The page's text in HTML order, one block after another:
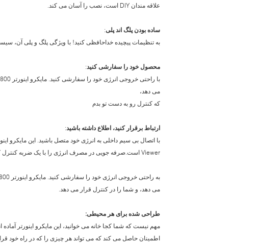
علاقه مندان DIY است، نصب را آسان می کند.
ساده بودن پلگ اند پلی:
به تنظیمات پیچیده خداحافظی کنید! با ویژگی پلگ و پلی آن،
محصول خود را سفارشی کنید:
می دهد،
که کنترل رو به دست تو بدم
ارتباط برقرار کنید، اطلاع داشته باشید:
Viewer است.صرفه جویی در مصرف انرژی را با یک ضربه کنترل کنید.
می دهد، و شما را در کنترل قرار می دهد.
طراحی شده برای هر محیطی:
اطمینان حاصل می کند که می تواند هر چیزی را که در راه خود